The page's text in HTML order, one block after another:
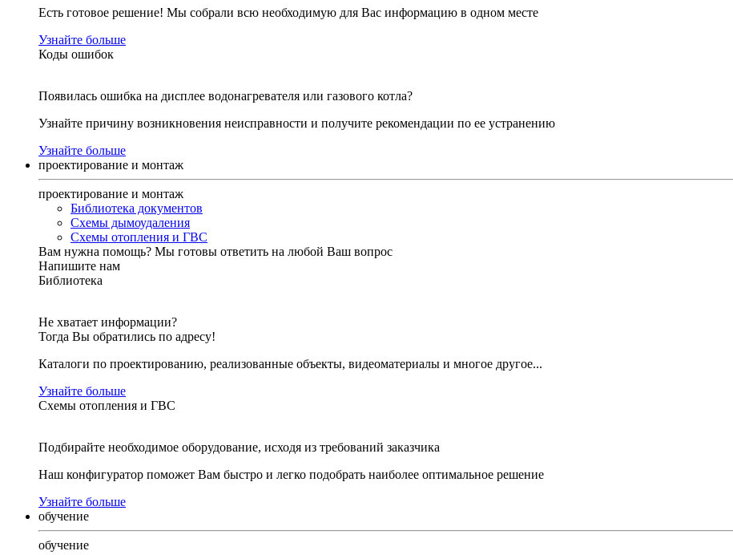
Есть готовое решение! Мы собрали всю необходимую для Вас информацию в одном месте
Узнайте больше
Коды ошибок
Появилась ошибка на дисплее водонагревателя или газового котла?
Узнайте причину возникновения неисправности и получите рекомендации по ее устранению
Узнайте больше
проектирование и монтаж
проектирование и монтаж
Библиотека документов
Схемы дымоудаления
Схемы отопления и ГВС
Вам нужна помощь? Мы готовы ответить на любой Ваш вопрос
Напишите нам
Библиотека
Не хватает информации?
Тогда Вы обратились по адресу!
Каталоги по проектированию, реализованные объекты, видеоматериалы и многое другое...
Узнайте больше
Схемы отопления и ГВС
Подбирайте необходимое оборудование, исходя из требований заказчика
Наш конфигуратор поможет Вам быстро и легко подобрать наиболее оптимальное решение
Узнайте больше
обучение
обучение